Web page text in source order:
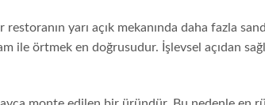
yarı açık mekanında daha fazla
ile örtmek en doğrusudur. İşlevsel açıdan